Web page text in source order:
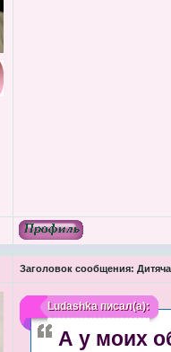
Заголовок сообщения:
Ludashkaписал(а):
А у моих